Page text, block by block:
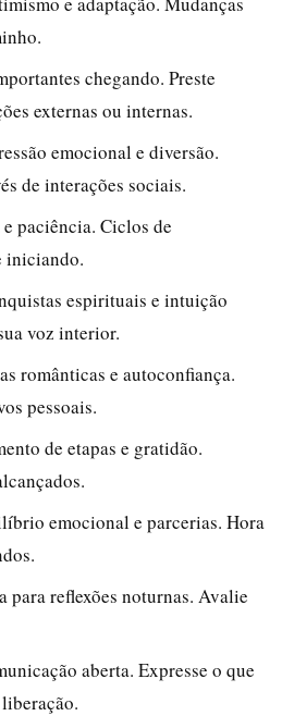
chegando. Preste
externas ou internas.
emocional e diversão.
de interações sociais.
paciência. Ciclos de
iniciando.
espirituais e intuição
voz interior.
românticas e autoconfiança.
pessoais.
de etapas e gratidão.
emocional e parcerias. Hora
para reflexões noturnas. Avalie
aberta. Expresse o que